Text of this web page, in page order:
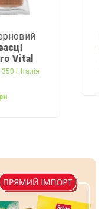
Багетиміні
Dr. Schar 150 г Італія
194.00 грн